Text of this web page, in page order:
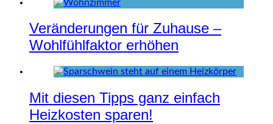
Veränderungen für Zuhause –
Wohlfühlfaktor erhöhen
Mit diesen Tipps ganz einfach
Heizkosten sparen!